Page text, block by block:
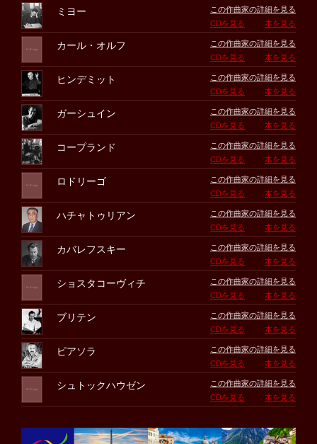
ミヨー
この作曲家の詳細を見る
CDを見る
本を見る
カール・オルフ
この作曲家の詳細を見る
CDを見る
本を見る
ヒンデミット
この作曲家の詳細を見る
CDを見る
本を見る
ガーシュイン
この作曲家の詳細を見る
CDを見る
本を見る
コープランド
この作曲家の詳細を見る
CDを見る
本を見る
ロドリーゴ
この作曲家の詳細を見る
CDを見る
本を見る
ハチャトゥリアン
この作曲家の詳細を見る
CDを見る
本を見る
カバレフスキー
この作曲家の詳細を見る
CDを見る
本を見る
ショスタコーヴィチ
この作曲家の詳細を見る
CDを見る
本を見る
ブリテン
この作曲家の詳細を見る
CDを見る
本を見る
ピアソラ
この作曲家の詳細を見る
CDを見る
本を見る
シュトックハウゼン
この作曲家の詳細を見る
CDを見る
本を見る